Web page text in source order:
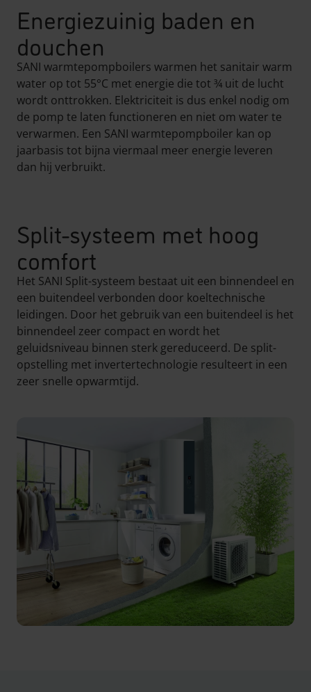
Energiezuinig baden en
douchen
SANI warmtepompboilers warmen het sanitair warm
water op tot 55°C met energie die tot ¾ uit de lucht
wordt onttrokken. Elektriciteit is dus enkel nodig om
de pomp te laten functioneren en niet om water te
verwarmen. Een SANI warmtepompboiler kan op
jaarbasis tot bijna viermaal meer energie leveren
dan hij verbruikt.
Split-systeem met hoog
comfort
Het SANI Split-systeem bestaat uit een binnendeel en
een buitendeel verbonden door koeltechnische
leidingen. Door het gebruik van een buitendeel is het
binnendeel zeer compact en wordt het
geluidsniveau binnen sterk gereduceerd. De split-
opstelling met invertertechnologie resulteert in een
zeer snelle opwarmtijd.